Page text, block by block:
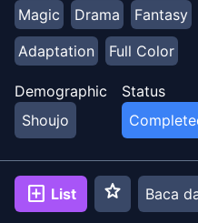
pasir ada di pihaknya...
benar mengambil
tindakannya mengubah
hit.
Magic
Drama Fantasy
Adaptation
Full Color
Demographic
Shoujo
Status
add_box List star Baca